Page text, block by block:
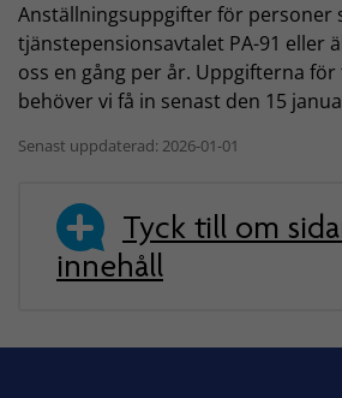
Anställningsuppgifter för personer
tjänstepensionsavtalet PA-91 eller
oss en gång per år. Uppgifterna
behöver vi få in senast den 15
Senast uppdaterad: 2026-01-01
Tyck till om
innehåll